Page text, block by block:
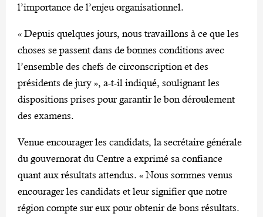
l’importance de l’enjeu organisationnel.
« Depuis quelques jours, nous travaillons à ce que les
choses se passent dans de bonnes conditions avec
l’ensemble des chefs de circonscription et des
présidents de jury », a-t-il indiqué, soulignant les
dispositions prises pour garantir le bon déroulement
des examens.
Venue encourager les candidats, la secrétaire générale
du gouvernorat du Centre a exprimé sa confiance
quant aux résultats attendus. « Nous sommes venus
encourager les candidats et leur signifier que notre
région compte sur eux pour obtenir de bons résultats.